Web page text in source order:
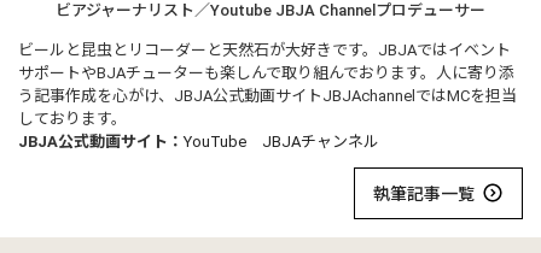
ビアジャーナリスト／Youtube JBJA Channelプロデューサー
ビールと昆虫とリコーダーと天然石が大好きです。JBJAではイベント
サポートやBJAチューターも楽しんで取り組んでおります。人に寄り添
う記事作成を心がけ、JBJA公式動画サイトJBJAchannelではMCを担当
しております。
JBJA公式動画サイト：YouTube JBJAチャンネル
執筆記事一覧